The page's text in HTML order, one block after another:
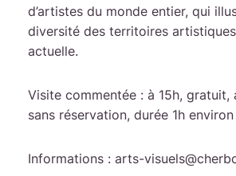
d’artistes du monde entier, qui
diversité des territoires
actuelle.
Visite commentée : à 15h, gratuit,
sans réservation, durée 1h environ
Informations : arts-